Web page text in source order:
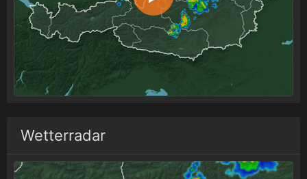
Wetterradar